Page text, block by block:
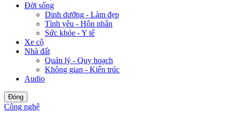
Đời sống
Dinh dưỡng - Làm đẹp
Tình yêu - Hôn nhân
Sức khỏe - Y tế
Xe cộ
Nhà đất
Quản lý - Quy hoạch
Không gian - Kiến trúc
Audio
Đóng
Công nghệ